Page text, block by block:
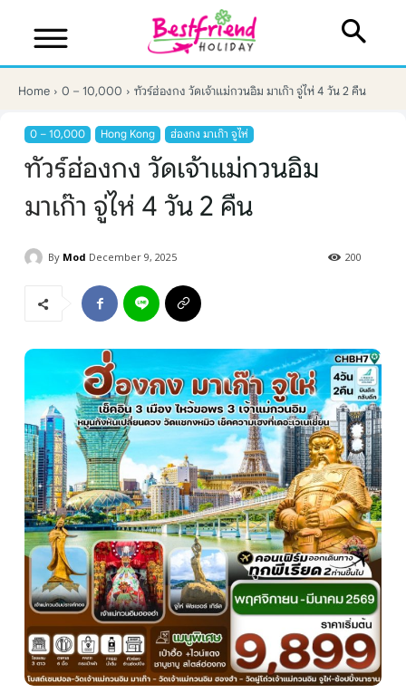
บริษัทเบสเฟรนด์ ฮอลิเดย์
เส้นทางที่ต้องการ
หน้าแรก
ทัวร์ต่างประเทศ
จัดกรุ๊ปต่างประเทศ
โปรไฟไหม้
ทัวร์ในประเทศ
Home 0 – 10,000 ทัวร์ฮ่องกง วัดเจ้าแม่กวนอิม มาเก๊า จู่ไห่ 4 วัน 2 คืน
0 – 10,000 Hong Kong ฮ่องกง มาเก๊า จูไห่
ทัวร์ฮ่องกง วัดเจ้าแม่กวนอิม
มาเก๊า จู่ไห่ 4 วัน 2 คืน
By Mod December 9, 2025 200